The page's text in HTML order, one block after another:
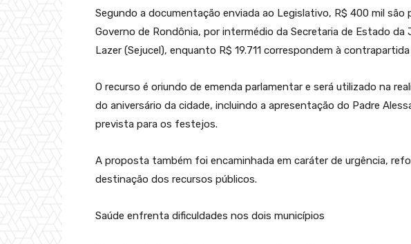
Segundo a documentação enviada ao Legislativo, R$ 400 mil
Governo de Rondônia, por intermédio da Secretaria de Estado da
Lazer (Sejucel), enquanto R$ 19.711 correspondem à
O recurso é oriundo de emenda parlamentar e será utilizado na
do aniversário da cidade, incluindo a apresentação do Padre
prevista para os festejos.
A proposta também foi encaminhada em caráter de urgência,
destinação dos recursos públicos.
Saúde enfrenta dificuldades nos dois municípios